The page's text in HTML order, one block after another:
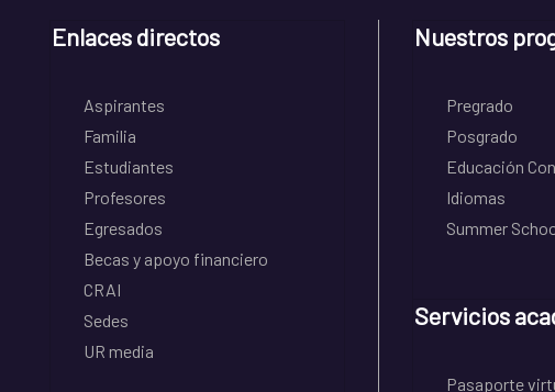
Enlaces directos
Aspirantes
Familia
Estudiantes
Profesores
Egresados
Becas y apoyo financiero
CRAI
Sedes
UR media
Nuestros
Pregrado
Posgrado
Educación
Idiomas
Summer
Servicios
Pasaporte